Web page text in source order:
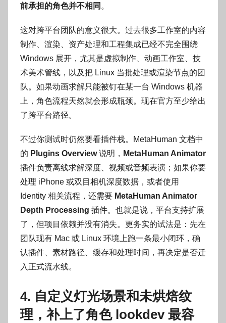
前承担的角色并不相同 。
这对跨平台团队的意义很大。过去很多工作室的内容
制作、渲染、资产处理和工程集成已经不完全围绕
Windows 展开，尤其是虚拟制作、动画工作室、技
术美术管线，以及把 Linux 当批处理或渲染节点的团
队。如果动画求解只能被钉在某一台 Windows 机器
上，角色流程天然就会形成瓶颈。现在官方至少给出
了跨平台路径。
不过你测试时仍然要看插件栈。MetaHuman 文档中
的 Plugins Overview说明， MetaHuman Animator
插件负责离线求解深度、视频或音频表演；如果你要
处理 iPhone 或双目相机深度数据，或者使用
Identity 相关流程，还需要 MetaHuman Animator
Depth Processing 插件。也就是说，平台支持扩展
了，但项目依赖并没有消失。更务实的试法是：先在
团队现有 Mac 或 Linux 环境上跑一条最小闭环，确
认插件、素材路径、缓存和处理时间，再决定是否迁
入正式流水线。
4. 自定义灯光场景和未烘焙纹
理，补上了角色 lookdev 最容